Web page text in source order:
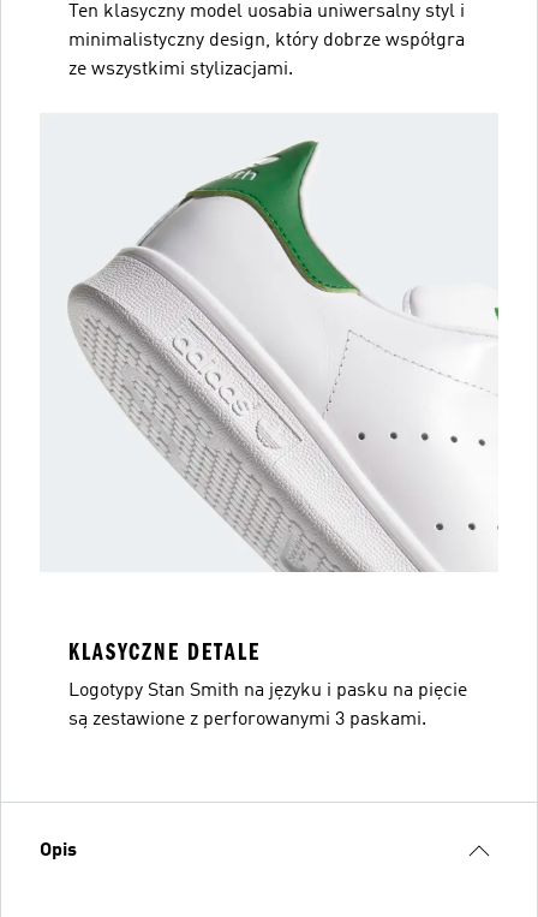
Ten klasyczny model uosabia uniwersalny styl i
minimalistyczny design, który dobrze współgra
ze wszystkimi stylizacjami.
KLASYCZNE DETALE
Logotypy Stan Smith na języku i pasku na pięcie
są zestawione z perforowanymi 3 paskami.
Opis